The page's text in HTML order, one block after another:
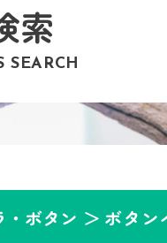
索
・ボタン ＞ ボタン